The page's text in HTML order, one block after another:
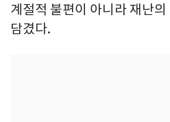
계절적 불편이 아니라 재난
담겼다.